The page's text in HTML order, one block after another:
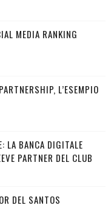
MEDIA RANKING
L’ESEMPIO
LA BANCA DIGITALE
PARTNER DEL CLUB
DEL SANTOS